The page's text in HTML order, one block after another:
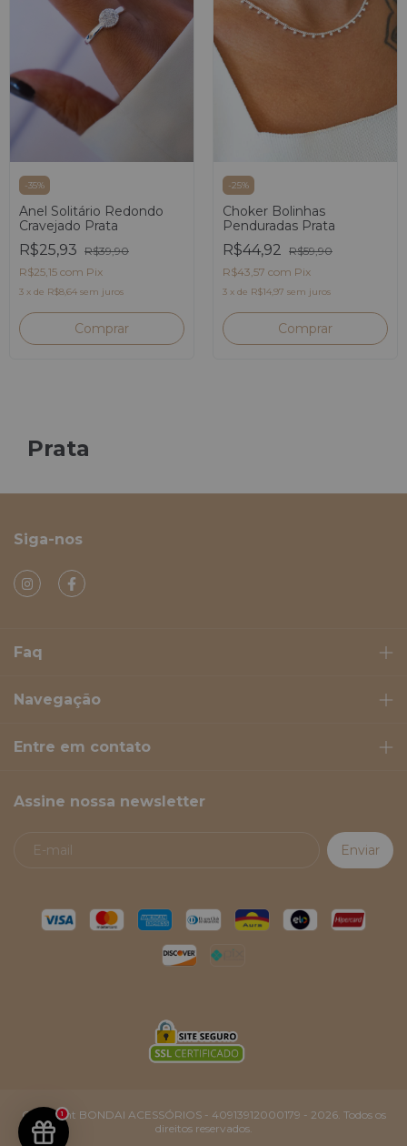
1
-35%
Anel Solitário Redondo
Cravejado Prata
R$25,93 R$39,90
R$25,15 com Pix
3 x de R$8,64 sem juros
Comprar
-25%
Choker Bolinhas
Penduradas Prata
R$44,92 R$59,90
R$43,57 com Pix
3 x de R$14,97 sem juros
Prata
Siga-nos
Faq
Navegação
Entre em contato
Assine nossa newsletter
Copyright BONDAI ACESSÓRIOS - 40913912000179 - 2026. Todos os
direitos reservados.